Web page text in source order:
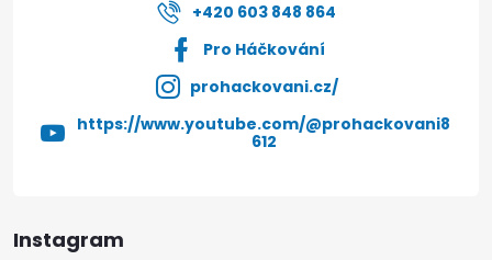
Instagram
+420 603 848 864
Pro Háčkování
prohackovani.cz/
https://www.youtube.com/@prohackovani8
612